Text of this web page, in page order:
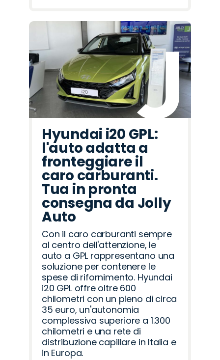
Hyundai i20 GPL:
l'auto adatta a
fronteggiare il
caro carburanti.
Tua in pronta
consegna da Jolly
Auto
Con il caro carburanti sempre
al centro dell'attenzione, le
auto a GPL rappresentano una
soluzione per contenere le
spese di rifornimento. Hyundai
i20 GPL offre oltre 600
chilometri con un pieno di circa
35 euro, un'autonomia
complessiva superiore a 1.300
chilometri e una rete di
distribuzione capillare in Italia e
in Europa.